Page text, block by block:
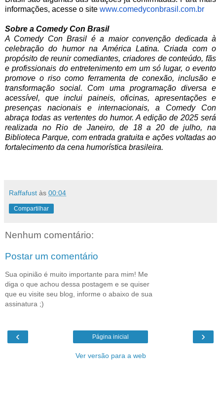
informações, acesse o site www.comedyconbrasil.com.br
Sobre a Comedy Con Brasil
A Comedy Con Brasil é a maior convenção dedicada à
celebração do humor na América Latina. Criada com o
propósito de reunir comediantes, criadores de conteúdo, fãs
e profissionais do entretenimento em um só lugar, o evento
promove o riso como ferramenta de conexão, inclusão e
transformação social. Com uma programação diversa e
acessível, que inclui paineis, oficinas, apresentações e
presenças nacionais e internacionais, a Comedy Con
abraça todas as vertentes do humor. A edição de 2025 será
realizada no Rio de Janeiro, de 18 a 20 de julho, na
Biblioteca Parque, com entrada gratuita e ações voltadas ao
fortalecimento da cena humorística brasileira.
Raffafust às 00:04
Compartilhar
Nenhum comentário:
Postar um comentário
Sua opinião é muito importante para mim! Me
diga o que achou dessa postagem e se quiser
que eu visite seu blog, informe o abaixo de sua
assinatura ;)
‹ ›
Página inicial
Ver versão para a web